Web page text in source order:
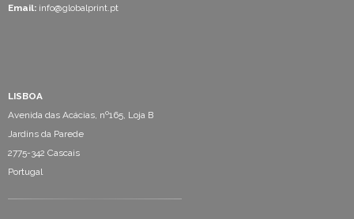
Email: info@globalprint.pt
LISBOA
Avenida das Acácias, nº165, Loja B
Jardins da Parede
2775-342 Cascais
Portugal